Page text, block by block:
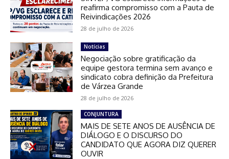
reafirma compromisso com a Pauta de
Reivindicações 2026
28 de julho de 2026
Notícias
Negociação sobre gratificação da
equipe gestora termina sem avanço e
sindicato cobra definição da Prefeitura
de Várzea Grande
28 de julho de 2026
CONJUNTURA
MAIS DE SETE ANOS DE AUSÊNCIA DE
DIÁLOGO E O DISCURSO DO
CANDIDATO QUE AGORA DIZ QUERER
OUVIR